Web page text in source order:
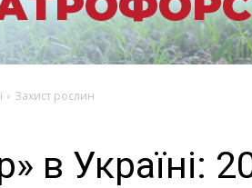
Захист рослин
в Україні: